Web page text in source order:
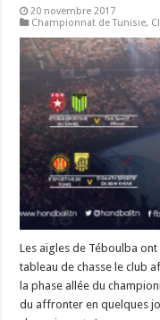
20 novembre 2017
Championnat de Tunisie,
Les aigles de Téboulba
tableau de chasse le club
la phase allée du
du affronter en quelques